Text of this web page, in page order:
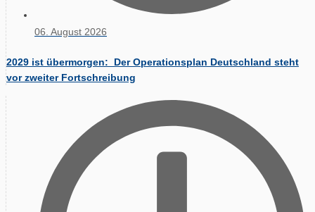
06. August 2026
2029 ist übermorgen: Der Operationsplan Deutschland steht
vor zweiter Fortschreibung